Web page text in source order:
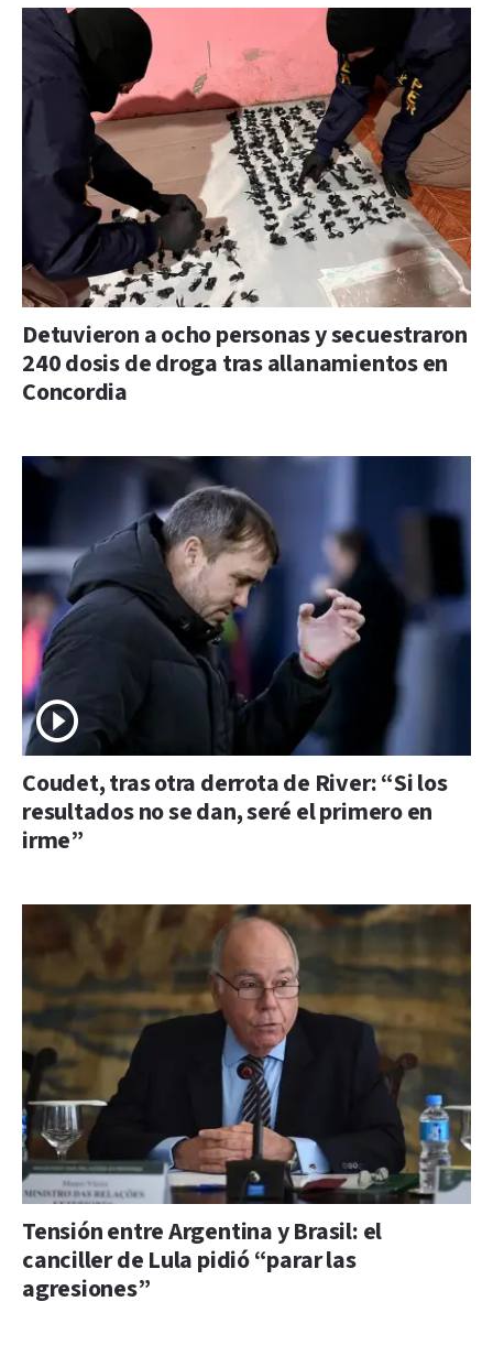
Detuvieron a ocho personas y secuestraron
240 dosis de droga tras allanamientos en
Concordia
Coudet, tras otra derrota de River: “Si los
resultados no se dan, seré el primero en
irme”
Tensión entre Argentina y Brasil: el
canciller de Lula pidió “parar las
agresiones”